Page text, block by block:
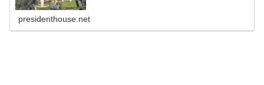
presidenthouse.net